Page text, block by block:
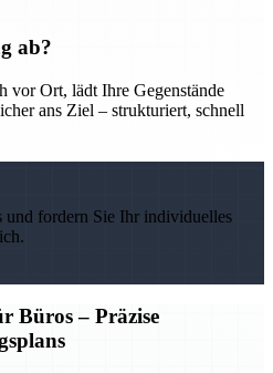
ab?
vor Ort, lädt Ihre Gegenstände
ans Ziel – strukturiert, schnell
und fordern Sie Ihr individuelles
Büros – Präzise